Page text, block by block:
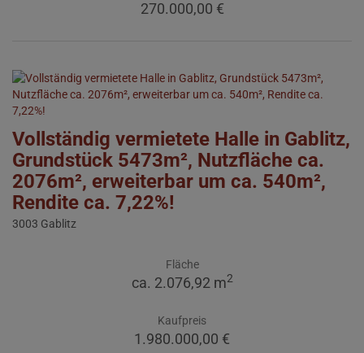
270.000,00 €
Vollständig vermietete Halle in Gablitz,
Grundstück 5473m², Nutzfläche ca.
2076m², erweiterbar um ca. 540m²,
Rendite ca. 7,22%!
3003 Gablitz
Fläche
ca. 2.076,92 m2
Kaufpreis
1.980.000,00 €